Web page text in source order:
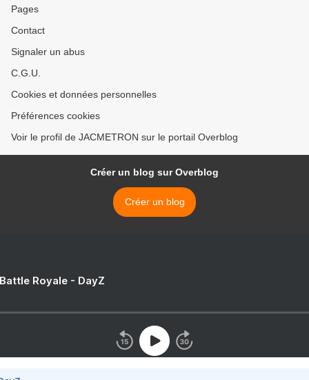
Pages
Contact
Signaler un abus
C.G.U.
Cookies et données personnelles
Préférences cookies
Voir le profil de JACMETRON sur le portail Overblog
Créer un blog sur Overblog
Créer un blog
Royale - DayZ